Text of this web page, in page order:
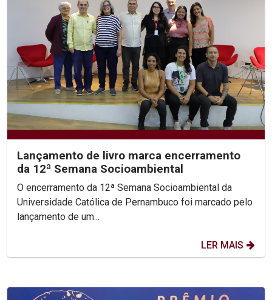
Lançamento de livro marca encerramento
da 12ª Semana Socioambiental
O encerramento da 12ª Semana Socioambiental da
Universidade Católica de Pernambuco foi marcado pelo
lançamento de um...
LER MAIS